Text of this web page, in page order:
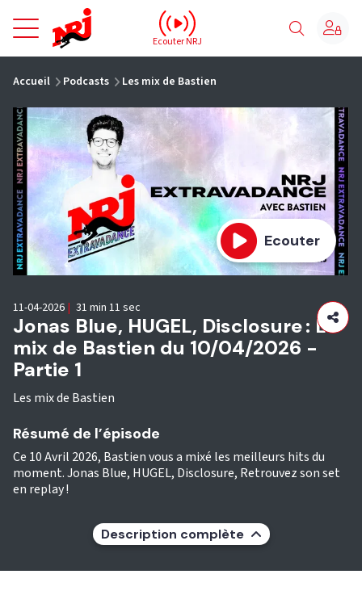
NRJ - Accueil
Ecouter NRJ
Accueil Podcasts Les mix de Bastien
Ecouter
Jonas Blue, HUGEL, Disclosure : Le
mix de Bastien du 10/04/2026 -
Partie 1
Les mix de Bastien
11-04-2026 | 31 min 11 sec
Résumé de l’épisode
Ce 10 Avril 2026, Bastien vous a mixé les meilleurs hits du
moment. Jonas Blue, HUGEL, Disclosure, Retrouvez son set
en replay !
Description complète